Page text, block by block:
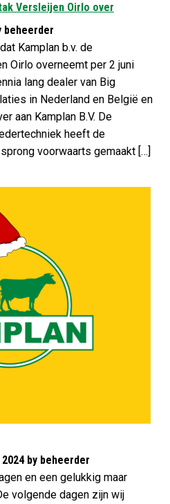
Versleijen Oirlo over
beheerder
Kamplan b.v. de
Oirlo overneemt per 2 juni
lang dealer van Big
in Nederland en België en
aan Kamplan B.V. De
heeft de
voorwaarts gemaakt […]
by beheerder
en een gelukkig maar
volgende dagen zijn wij